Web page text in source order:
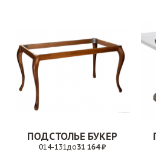
ПОДСТОЛЬЕ БУКЕР
014-131до31 164 ₽